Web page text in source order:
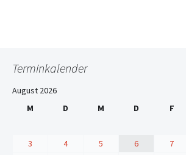
Terminkalender
August 2026
M
D M D F
3
4 5 6 7